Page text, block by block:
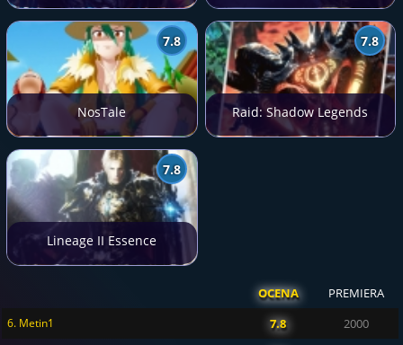
7.8
NosTale
7.8
Raid: Shadow Legends
7.8
Lineage II Essence
OCENA PREMIERA
6. Metin1 7.8 2000